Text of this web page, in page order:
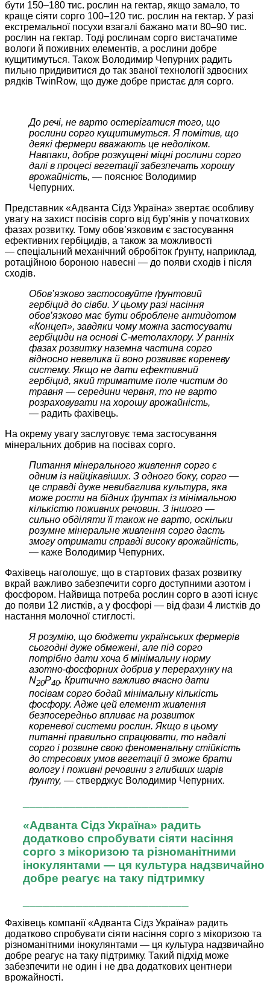
бути 150–180 тис. рослин на гектар, якщо замало, то
краще сіяти сорго 100–120 тис. рослин на гектар. У разі
екстремальної посухи взагалі бажано мати 80–90 тис.
рослин на гектар. Тоді рослинам сорго вистачатиме
вологи й поживних елементів, а рослини добре
кущитимуться. Також Володимир Чепурних радить
пильно придивитися до так званої технології здвоєних
рядків TwinRow, що дуже добре пристає для сорго.
До речі, не варто остерігатися того, що
рослини сорго кущитимуться. Я помітив, що
деякі фермери вважають це недоліком.
Навпаки, добре розкущені міцні рослини сорго
далі в процесі вегетації забезпечать хорошу
врожайність, — пояснює Володимир
Чепурних.
Представник «Адванта Сідз Україна» звертає особливу
увагу на захист посівів сорго від бур’янів у початкових
фазах розвитку. Тому обов’язковим є застосування
ефективних гербіцидів, а також за можливості
— спеціальний механічний обробіток ґрунту, наприклад,
ротаційною бороною навесні — до появи сходів і після
сходів.
Обов’язково застосовуйте ґрунтовий
гербіцид до сівби. У цьому разі насіння
обов’язково має бути оброблене антидотом
«Концеп», завдяки чому можна застосувати
гербіциди на основі С-метолахлору. У ранніх
фазах розвитку наземна частина сорго
відносно невелика й воно розвиває кореневу
систему. Якщо не дати ефективний
гербіцид, який триматиме поле чистим до
травня — середини червня, то не варто
розраховувати на хорошу врожайність,
— радить фахівець.
На окрему увагу заслуговує тема застосування
мінеральних добрив на посівах сорго.
Питання мінерального живлення сорго є
одним із найцікавіших. З одного боку, сорго —
це справді дуже невибаглива культура, яка
може рости на бідних ґрунтах із мінімальною
кількістю поживних речовин. З іншого —
сильно обділяти її також не варто, оскільки
розумне мінеральне живлення сорго дасть
змогу отримати справді високу врожайність,
— каже Володимир Чепурних.
Фахівець наголошує, що в стартових фазах розвитку
вкрай важливо забезпечити сорго доступними азотом і
фосфором. Найвища потреба рослин сорго в азоті існує
до появи 12 листків, а у фосфорі — від фази 4 листків до
настання молочної стиглості.
Я розумію, що бюджети українських фермерів
сьогодні дуже обмежені, але під сорго
потрібно дати хоча б мінімальну норму
азотно-фосфорних добрив у перерахунку на
N20P40. Критично важливо вчасно дати
посівам сорго бодай мінімальну кількість
фосфору. Адже цей елемент живлення
безпосередньо впливає на розвиток
кореневої системи рослин. Якщо в цьому
питанні правильно спрацювати, то надалі
сорго і розвине свою феноменальну стійкість
до стресових умов вегетації й зможе брати
вологу і поживні речовини з глибших шарів
ґрунту, — стверджує Володимир Чепурних.
«Адванта Сідз Україна» радить
додатково спробувати сіяти насіння
сорго з мікоризою та різноманітними
інокулянтами — ця культура надзвичайно
добре реагує на таку підтримку
Фахівець компанії «Адванта Сідз Україна» радить
додатково спробувати сіяти насіння сорго з мікоризою та
різноманітними інокулянтами — ця культура надзвичайно
добре реагує на таку підтримку. Такий підхід може
забезпечити не один і не два додаткових центнери
врожайності.